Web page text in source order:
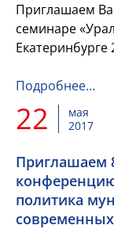
Приглашаем
семинаре
Подробнее…
22
мая
2017
Приглашаем
политика